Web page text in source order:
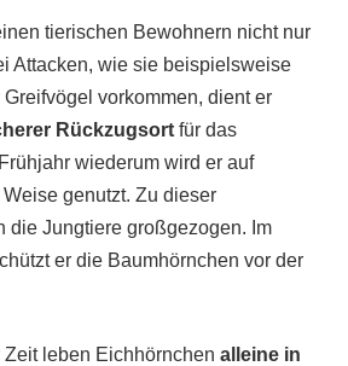
tierischen Bewohnern nicht nur
Attacken, wie sie beispielsweise
vorkommen, dient er
Rückzugsort für das
wiederum wird er auf
genutzt. Zu dieser
die Jungtiere großgezogen. Im
er die Baumhörnchen vor der
leben Eichhörnchen alleine in